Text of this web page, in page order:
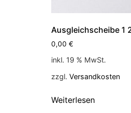
Ausgleichscheibe 1
0,00 €
inkl. 19 % MwSt.
zzgl. Versandkosten
Weiterlesen